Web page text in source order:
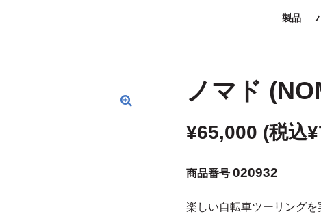
製品
ノマド
¥65,000 (税込¥
商品番号 020932
楽しい自転車ツーリング